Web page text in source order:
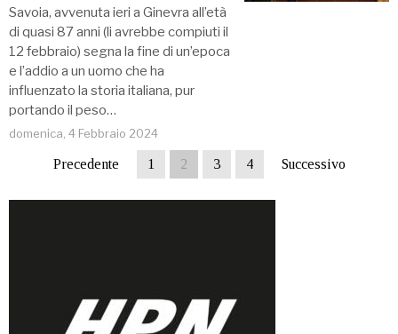
Savoia, avvenuta ieri a Ginevra all’età
di quasi 87 anni (li avrebbe compiuti il
12 febbraio) segna la fine di un’epoca
e l’addio a un uomo che ha
influenzato la storia italiana, pur
portando il peso…
domenica, 4 Febbraio 2024
Precedente 1 2 3 4 Successivo